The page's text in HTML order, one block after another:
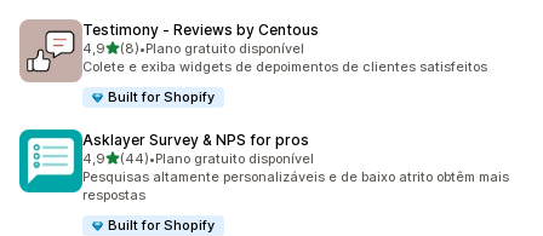
Testimony ‑ Reviews by Centous
4,9de 5 estrelas
(8)
8 avaliações ao todo
•Plano gratuito disponível
Colete e exiba widgets de depoimentos de clientes satisfeitos
Built for Shopify
Asklayer Survey & NPS for pros
4,9de 5 estrelas
(44)
44 avaliações ao todo
•Plano gratuito disponível
Pesquisas altamente personalizáveis e de baixo atrito obtêm mais
respostas
Built for Shopify